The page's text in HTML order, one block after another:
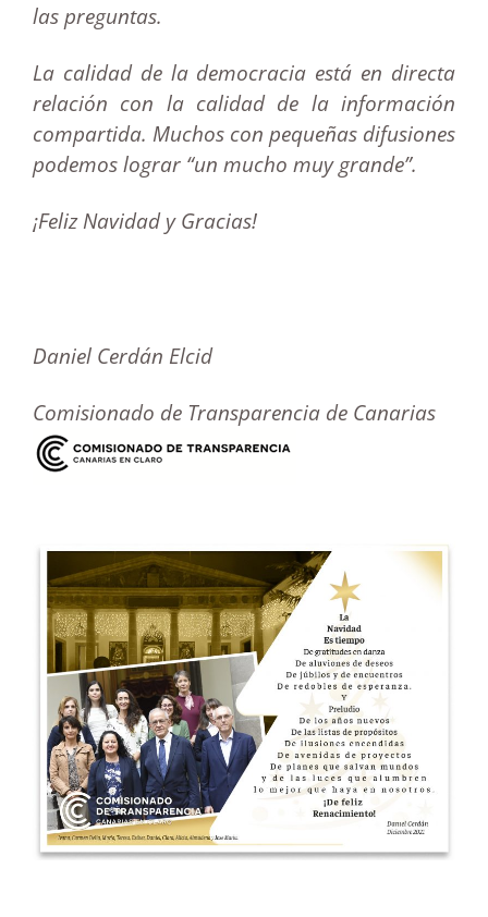
las preguntas.
La calidad de la democracia está en directa
relación con la calidad de la información
compartida. Muchos con pequeñas difusiones
podemos lograr “un mucho muy grande”.
¡Feliz Navidad y Gracias!
Daniel Cerdán Elcid
Comisionado de Transparencia de Canarias